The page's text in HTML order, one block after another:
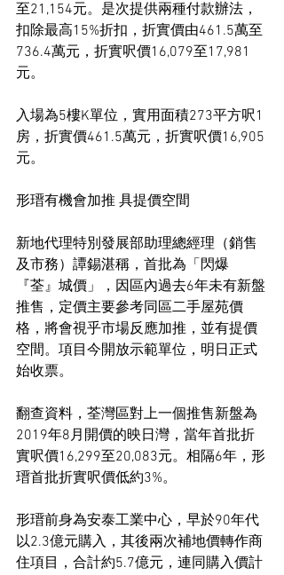
至21,154元。是次提供兩種付款辦法，
扣除最高15%折扣，折實價由461.5萬至
736.4萬元，折實呎價16,079至17,981
元。
入場為5樓K單位，實用面積273平方呎1
房，折實價461.5萬元，折實呎價16,905
元。
形瑨有機會加推 具提價空間
新地代理特別發展部助理總經理（銷售
及市務）譚錫湛稱，首批為「閃爆
『荃』城價」，因區內過去6年未有新盤
推售，定價主要參考同區二手屋苑價
格，將會視乎市場反應加推，並有提價
空間。項目今開放示範單位，明日正式
始收票。
翻查資料，荃灣區對上一個推售新盤為
2019年8月開價的映日灣，當年首批折
實呎價16,299至20,083元。相隔6年，形
瑨首批折實呎價低約3%。
形瑨前身為安泰工業中心，早於90年代
以2.3億元購入，其後兩次補地價轉作商
住項目，合計約5.7億元，連同購入價計